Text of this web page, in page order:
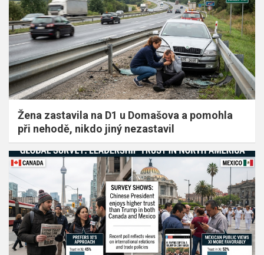
Žena zastavila na D1 u Domašova a pomohla
při nehodě, nikdo jiný nezastavil